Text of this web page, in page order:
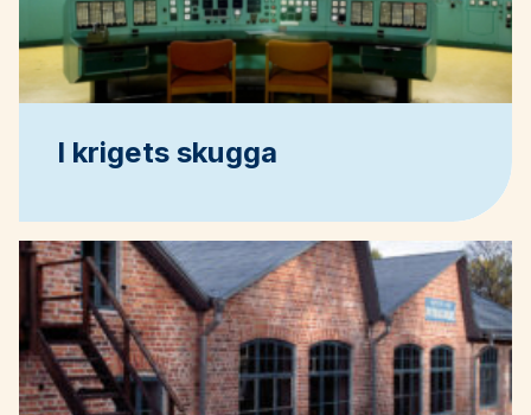
I krigets skugga